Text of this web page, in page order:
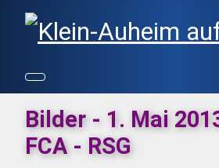
Bilder - 1. Mai
FCA - RSG